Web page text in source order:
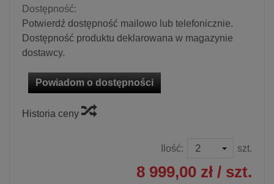
Dostępność:
Potwierdź dostępność mailowo lub telefonicznie.
Dostępność produktu deklarowana w magazynie
dostawcy.
Powiadom o dostępności
Historia ceny
Ilość: szt.
8 999,00 zł / szt.